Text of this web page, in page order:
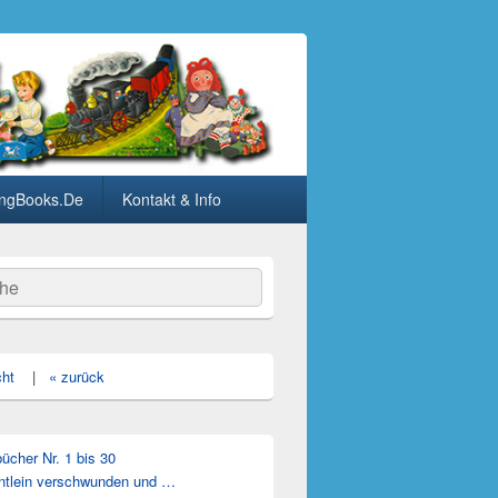
Kontakt & Info
| « zurück
Nr. 1 bis 30
verschwunden und …